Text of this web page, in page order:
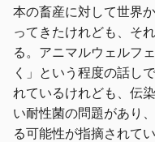
本の畜産に対して世界
ってきたけれども、そ
る。アニマルウェルフ
く」という程度の話し
れているけれども、伝
い耐性菌の問題があり
る可能性が指摘されて